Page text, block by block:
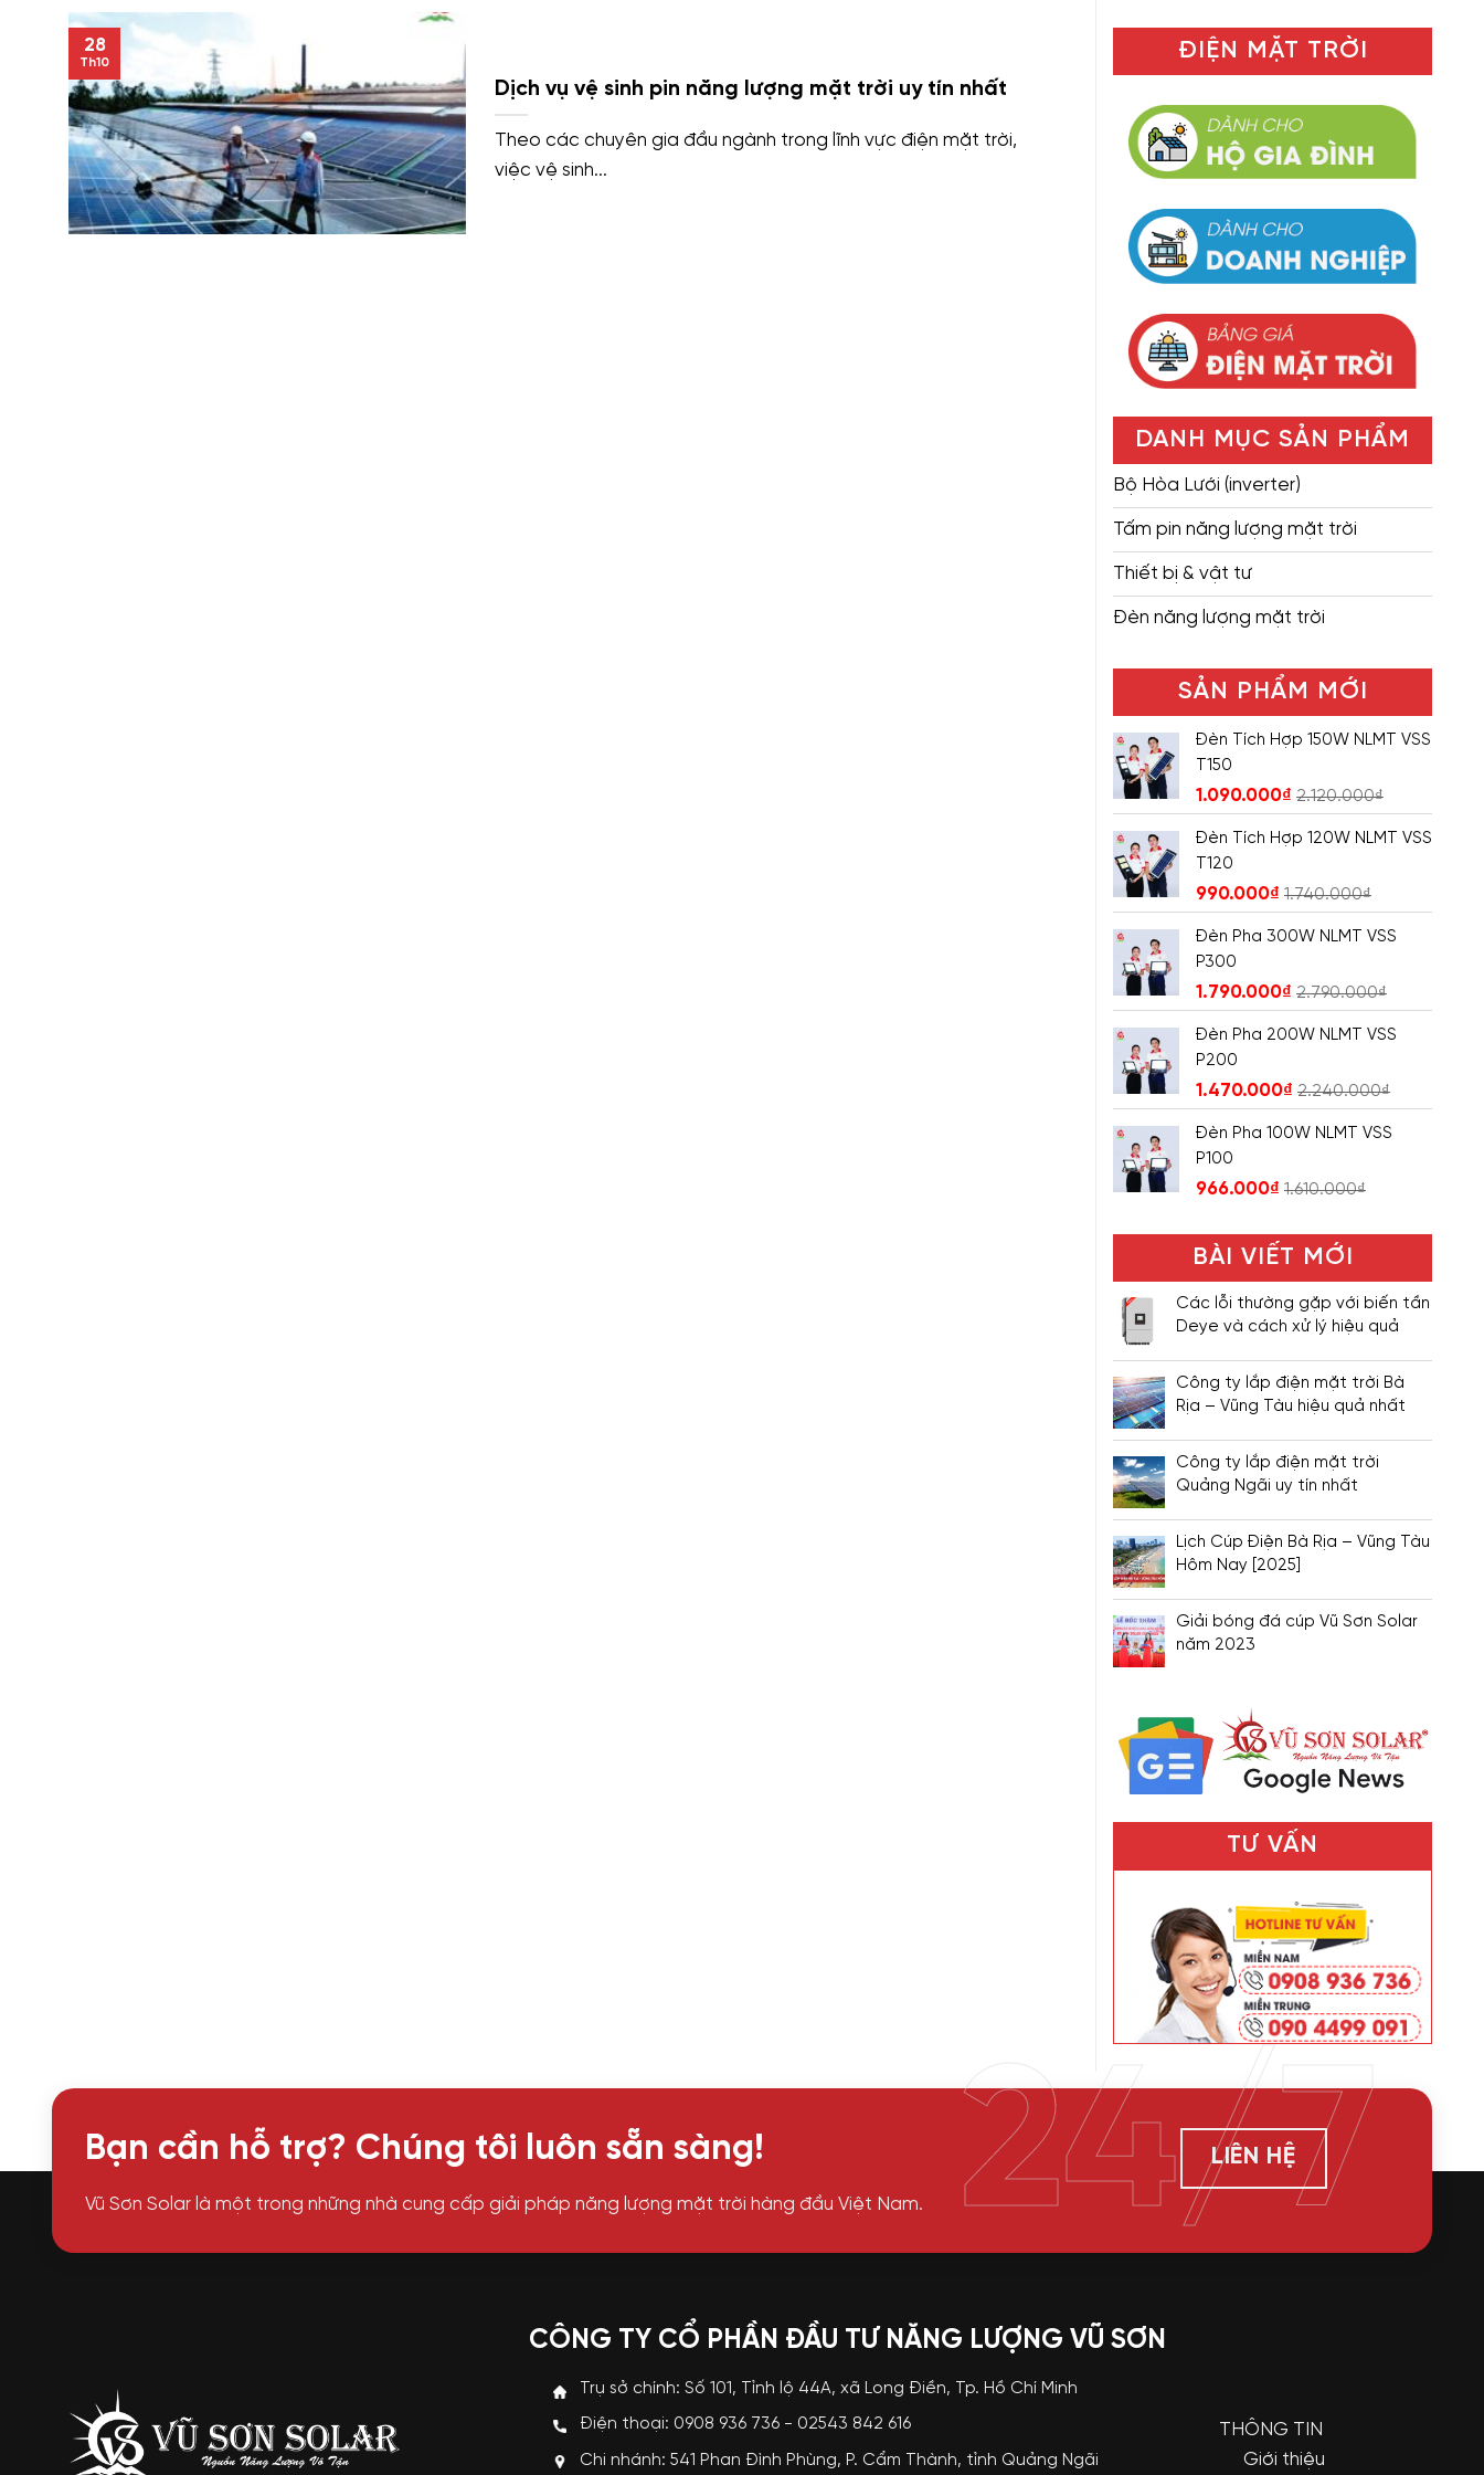
Dịch vụ vệ sinh pin năng lượng mặt trời uy tín nhất
Theo các chuyên gia đầu ngành trong lĩnh vực điện mặt trời,
việc vệ sinh...
28
Th10 ĐIỆN MẶT TRỜI
DANH MỤC SẢN PHẨM
Bộ Hòa Lưới (inverter)
Tấm pin năng lượng mặt trời
Thiết bị & vật tư
Đèn năng lượng mặt trời
SẢN PHẨM MỚI
Đèn Tích Hợp 150W NLMT VSS
T150
1.090.000₫ 2.120.000₫
Đèn Tích Hợp 120W NLMT VSS
T120
990.000₫ 1.740.000₫
Đèn Pha 300W NLMT VSS
P300
1.790.000₫ 2.790.000₫
Đèn Pha 200W NLMT VSS
P200
1.470.000₫ 2.240.000₫
Đèn Pha 100W NLMT VSS
P100
966.000₫ 1.610.000₫
BÀI VIẾT MỚI
Các lỗi thường gặp với biến tần
Deye và cách xử lý hiệu quả
Công ty lắp điện mặt trời Bà
Rịa – Vũng Tàu hiệu quả nhất
Công ty lắp điện mặt trời
Quảng Ngãi uy tín nhất
Lịch Cúp Điện Bà Rịa – Vũng Tàu
Hôm Nay [2025]
Giải bóng đá cúp Vũ Sơn Solar
năm 2023
TƯ VẤN
Bạn cần hỗ trợ? Chúng tôi luôn sẵn sàng!
Vũ Sơn Solar là một trong những nhà cung cấp giải pháp năng lượng mặt trời hàng đầu Việt Nam.
LIÊN HỆ
24/7
CÔNG TY CỔ PHẦN ĐẦU TƯ NĂNG LƯỢNG VŨ SƠN
Trụ sở chính: Số 101, Tỉnh lộ 44A, xã Long Điền, Tp. Hồ Chí Minh
Điện thoại: 0908 936 736 - 02543 842 616
Chi nhánh: 541 Phan Đình Phùng, P. Cẩm Thành, tỉnh Quảng Ngãi
THÔNG TIN
Giới thiệu